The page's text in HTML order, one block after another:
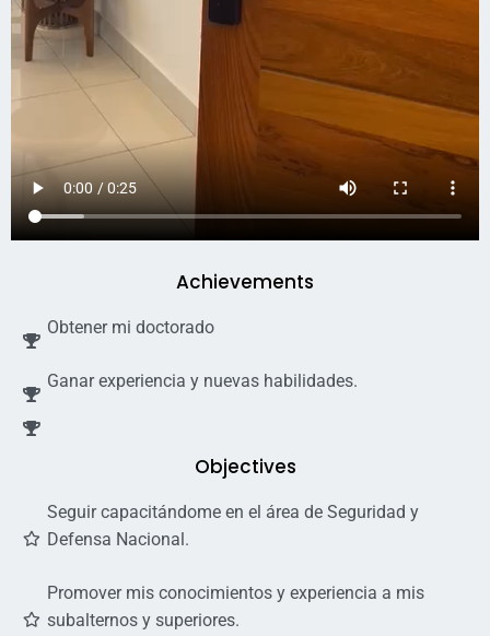
Achievements
Obtener mi doctorado
Ganar experiencia y nuevas habilidades.
Objectives
Seguir capacitándome en el área de Seguridad y
Defensa Nacional.
Promover mis conocimientos y experiencia a mis
subalternos y superiores.